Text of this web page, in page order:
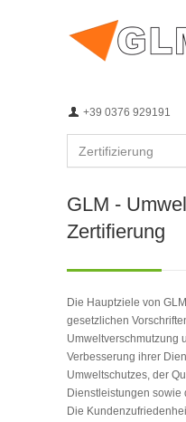
+39 0376 929191
GLM -
Zertifierung
Die Hauptziele von
gesetzlichen
Umweltverschmutzung
Verbesserung ihrer
Umweltschutzes, der
Dienstleistungen sowie
Die